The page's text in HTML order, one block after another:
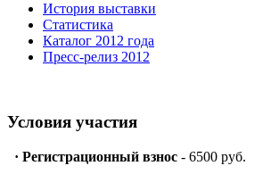
История выставки
Статистика
Каталог 2012 года
Пресс-релиз 2012
Условия участия
· Регистрационный взнос - 6500 руб.